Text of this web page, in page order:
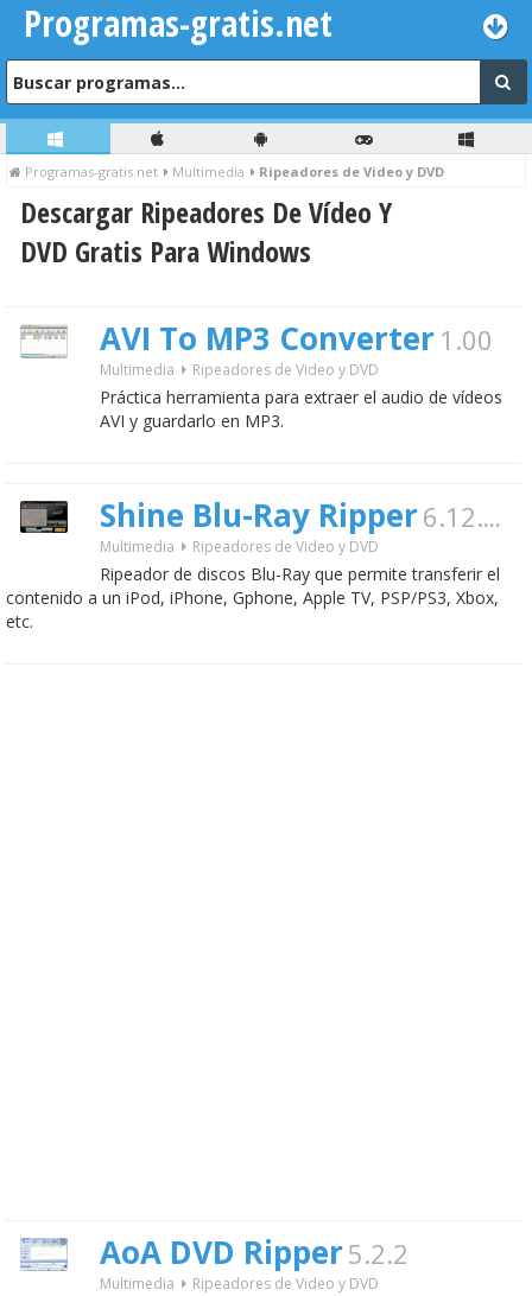
Programas-gratis.net
Programas-gratis.net Multimedia Ripeadores de Video y DVD
Descargar Ripeadores De Vídeo Y
DVD Gratis Para Windows
AVI To MP3 Converter 1.00
Multimedia Ripeadores de Video y DVD
Práctica herramienta para extraer el audio de vídeos
AVI y guardarlo en MP3.
Shine Blu-Ray Ripper6.12.29
Multimedia Ripeadores de Video y DVD
Ripeador de discos Blu-Ray que permite transferir el
contenido a un iPod, iPhone, Gphone, Apple TV, PSP/PS3, Xbox,
etc.
AoA DVD Ripper5.2.2
Multimedia Ripeadores de Video y DVD